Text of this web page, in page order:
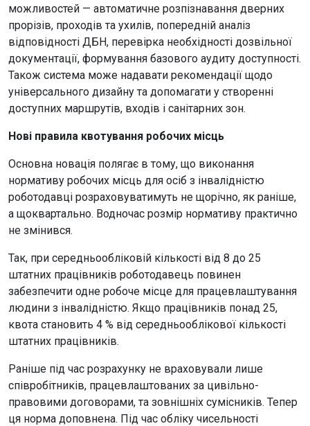
можливостей — автоматичне розпізнавання дверних
прорізів, проходів та ухилів, попередній аналіз
відповідності ДБН, перевірка необхідності дозвільної
документації, формування базового аудиту доступності.
Також система може надавати рекомендації щодо
універсального дизайну та допомагати у створенні
доступних маршрутів, входів і санітарних зон.
Нові правила квотування робочих місць
Основна новація полягає в тому, що виконання
нормативу робочих місць для осіб з інвалідністю
роботодавці розраховуватимуть не щорічно, як раніше,
а щоквартально. Водночас розмір нормативу практично
не змінився.
Так, при середньообліковій кількості від 8 до 25
штатних працівників роботодавець повинен
забезпечити одне робоче місце для працевлаштування
людини з інвалідністю. Якщо працівників понад 25,
квота становить 4 % від середньооблікової кількості
штатних працівників.
Раніше під час розрахунку не враховували лише
співробітників, працевлаштованих за цивільно-
правовими договорами, та зовнішніх сумісників. Тепер
ця норма доповнена. Під час обліку чисельності